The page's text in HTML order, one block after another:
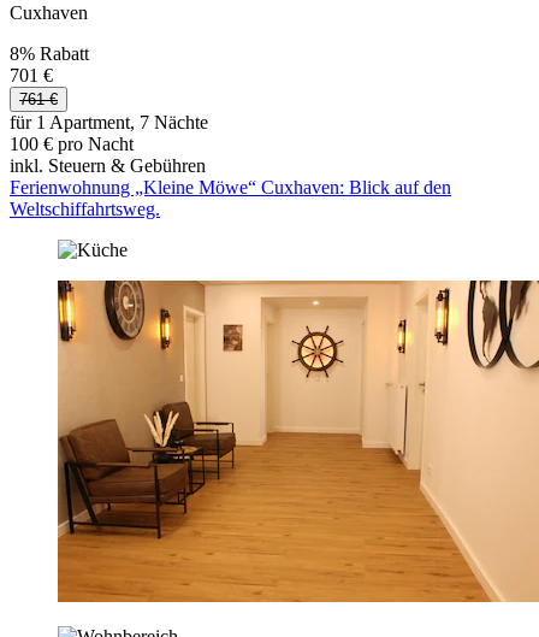
Cuxhaven
8% Rabatt
701 €
761 €
für 1 Apartment, 7 Nächte
100 € pro Nacht
inkl. Steuern & Gebühren
Ferienwohnung „Kleine Möwe“ Cuxhaven: Blick auf den
Weltschiffahrtsweg.